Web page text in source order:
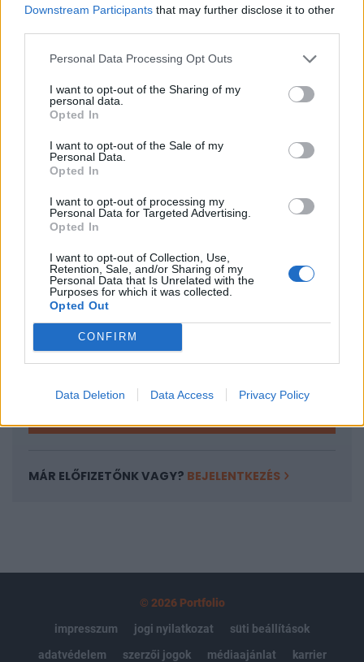
Downstream Participants that may further disclose it to other
Personal Data Processing Opt Outs
I want to opt-out of the Sharing of my
personal data.
Opted In
I want to opt-out of the Sale of my
Personal Data.
Opted In
I want to opt-out of processing my
Personal Data for Targeted Advertising.
Opted In
I want to opt-out of Collection, Use,
Retention, Sale, and/or Sharing of my
Personal Data that Is Unrelated with the
Purposes for which it was collected.
Opted Out
CONFIRM
Data Deletion Data Access Privacy Policy
forint induló saját tőkével.
kívánt létrehozni, befektetési jegyek nyilvános forgalomba
hozatala útján. A Felügyelet III/110.232/2004. számú
határozata alapján közzétett tájékoztató tanúsága szerint
az Alapkezelő az Alap induló saját tőkéjének minimális
nagyságát kettőszázmillió forint értékben határozta meg. A
meghirdetett jegyzési...
KEDVES OLVASÓNK!
tartozik, melynek olvasása előfizetéses
regisztrációhoz kötött.
Az előfizetés a következőket tartalmazza:
Portfolio.hu teljes cikkarchívum
Kötéslisták: BÉT elmúlt 2 év napon belüli
MÁR ELŐFIZETŐNK VAGY? BEJELENTKEZÉS
© 2026 Portfolio
impresszum
jogi nyilatkozat
süti beállítások
adatvédelem
szerzői jogok médiaajánlat karrier